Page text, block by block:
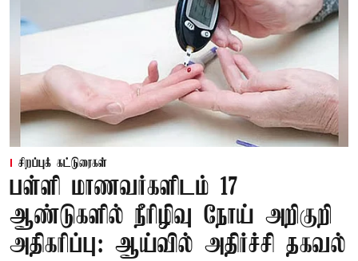
சிறப்புக் கட்டுரைகள்
பள்ளி மாணவர்களிடம் 17
ஆண்டுகளில் நீரிழிவு நோய் அறிகுறி
அதிகரிப்பு: ஆய்வில் அதிர்ச்சி தகவல்